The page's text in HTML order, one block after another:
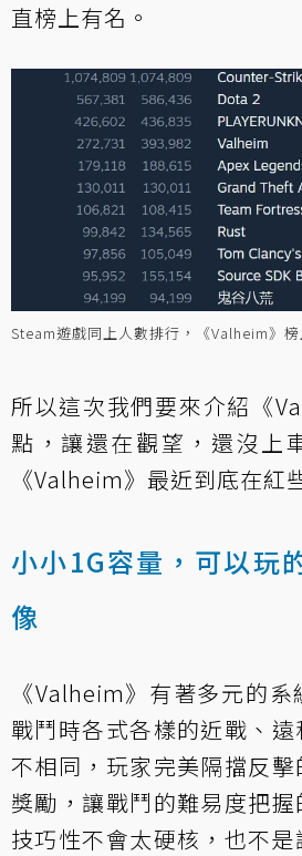
直榜上有名。
Steam遊戲同上人數排行，《Valheim》榜
所以這次我們要來介紹《
點，讓還在觀望，還沒上
《Valheim》最近到底在紅
小小1G容量，可以玩
像
《Valheim》有著多元的
戰鬥時各式各樣的近戰、
不相同，玩家完美隔擋反
獎勵，讓戰鬥的難易度把
技巧性不會太硬核，也不